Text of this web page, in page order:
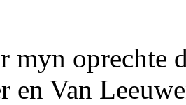
myn oprechte
en Van